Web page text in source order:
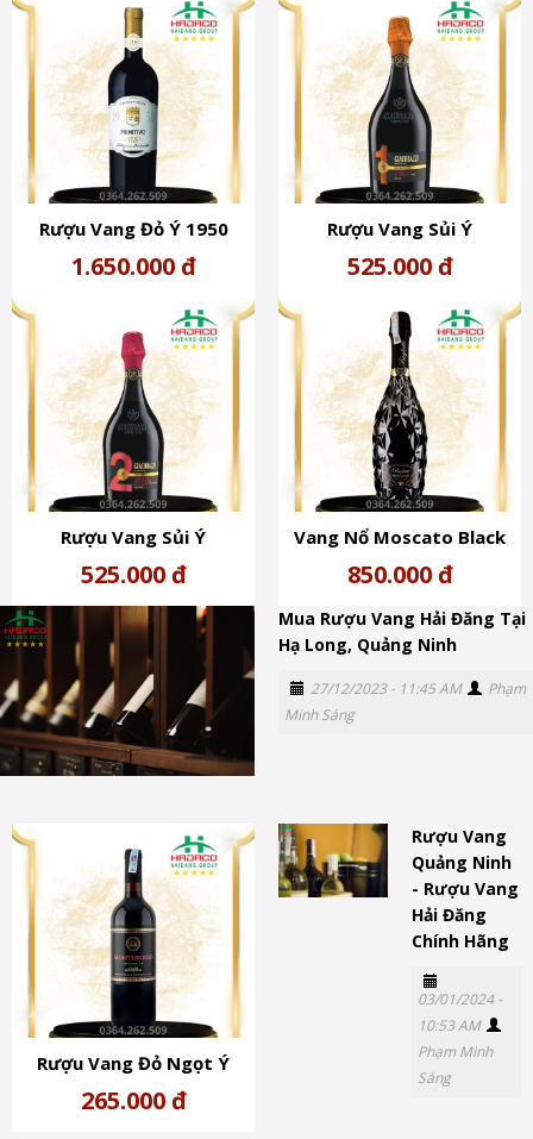
Rượu Vang Đỏ Ý 1950
Primitivo (17,5%)
1.650.000 đ
Rượu Vang Sủi Ý
Giacobazzi 1 ELEGANTE
Lambrusco Secco (11%)
525.000 đ
Rượu Vang Sủi Ý
Giacobazzi 2 Fruttato
Lambrusco Amabile (8,5%)
525.000 đ
Vang Nổ Moscato Black
Diamond Baglietti (6%) -
Rượu Vang Ý Kim Cương
Đen
850.000 đ
Mua Rượu Vang Hải Đăng Tại
Hạ Long, Quảng Ninh
27/12/2023 - 11:45 AM
Phạm
Minh Sáng
Rượu Vang Đỏ Ngọt Ý
Monterosso Semi Dolce
265.000 đ
Rượu Vang
Quảng Ninh
- Rượu Vang
Hải Đăng
Chính Hãng
03/01/2024 -
10:53 AM
Phạm Minh
Sáng